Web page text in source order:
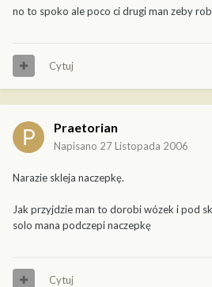
no to spoko ale poco ci drugi man zeby
Cytuj
Praetorian
Napisano 27 Listopada 2006
Narazie skleja naczepkę.
Jak przyjdzie man to dorobi wózek i pod
solo mana podczepi naczepkę
Cytuj